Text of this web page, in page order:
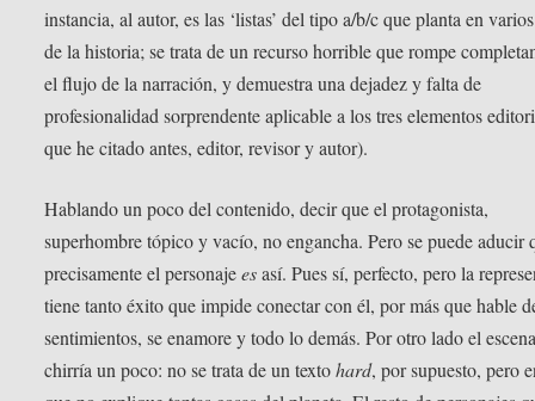
instancia, al autor, es las ‘listas’ del tipo a/b/c que planta en
de la historia; se trata de un recurso horrible que rompe
el flujo de la narración, y demuestra una dejadez y falta de
profesionalidad sorprendente aplicable a los tres elementos
que he citado antes, editor, revisor y autor).
Hablando un poco del contenido, decir que el protagonista,
superhombre tópico y vacío, no engancha. Pero se puede aducir
precisamente el personajeesasí. Pues sí, perfecto, pero la
tiene tanto éxito que impide conectar con él, por más que hable
sentimientos, se enamore y todo lo demás. Por otro lado el
chirría un poco: no se trata de un textohard, por supuesto, pero